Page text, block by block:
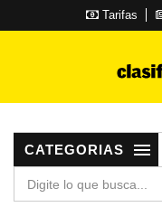
Tarifas
CATEGORIAS